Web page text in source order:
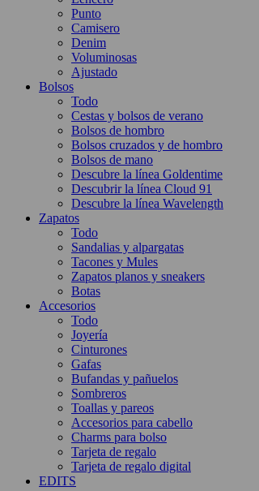
Punto
Camisero
Denim
Voluminosas
Ajustado
Bolsos
Todo
Cestas y bolsos de verano
Bolsos de hombro
Bolsos cruzados y de hombro
Bolsos de mano
Descubre la línea Goldentime
Descubrir la línea Cloud 91
Descubre la línea Wavelength
Zapatos
Todo
Sandalias y alpargatas
Tacones y Mules
Zapatos planos y sneakers
Botas
Accesorios
Todo
Joyería
Cinturones
Gafas
Bufandas y pañuelos
Sombreros
Toallas y pareos
Accesorios para cabello
Charms para bolso
Tarjeta de regalo
Tarjeta de regalo digital
EDITS